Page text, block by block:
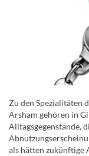
Zu den Spezialitäten
Arsham gehören in
Alltagsgegenstände,
als hätten zukünftige